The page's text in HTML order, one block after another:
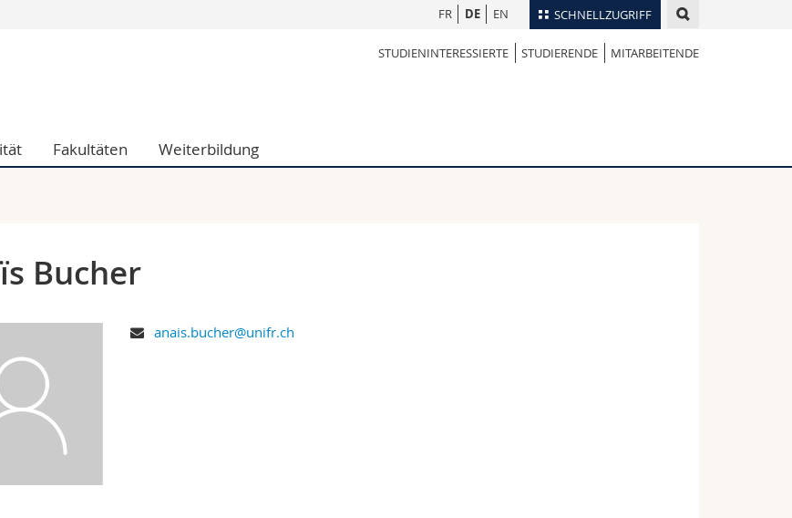
SCHNELLZUGRIFF
Bildungswissenschaften
Mitarbeitende
Personenverzeichnis
Vorlesungsverzeichnis
FR DE EN
STUDIENINTERESSIERTE STUDIERENDE MITARBEITENDE
Fakultäten Weiterbildung
Bucher
anais.bucher@unifr.ch